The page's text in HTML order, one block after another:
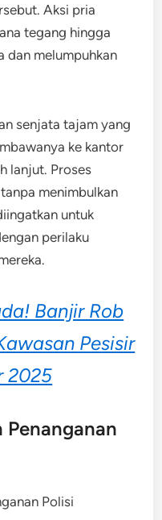
Aksi pria
tegang hingga
dan melumpuhkan
senjata tajam yang
ke kantor
lanjut. Proses
menimbulkan
untuk
perilaku
Banjir Rob
Pesisir
2025
Penanganan